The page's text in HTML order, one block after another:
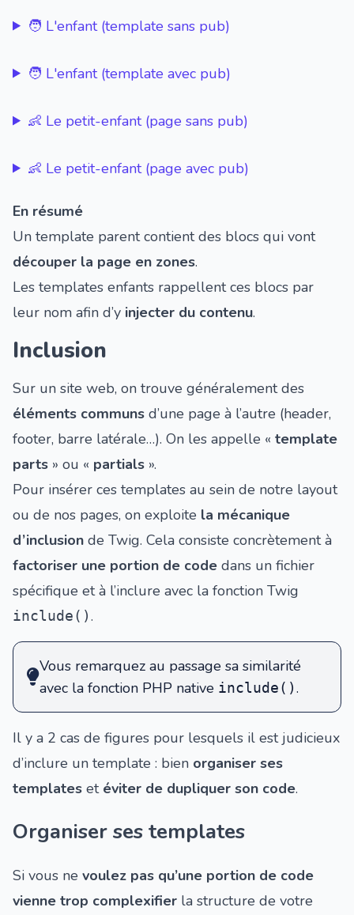
🧑 L'enfant (template sans pub)
🧑 L'enfant (template avec pub)
👶 Le petit-enfant (page sans pub)
👶 Le petit-enfant (page avec pub)
En résumé
Un template parent contient des blocs qui vont
découper la page en zones.
Les templates enfants rappellent ces blocs par
leur nom afin d’y injecter du contenu.
Inclusion
Sur un site web, on trouve généralement des
éléments communs d’une page à l’autre (header,
footer, barre latérale…). On les appelle « template
parts » ou « partials ».
Pour insérer ces templates au sein de notre layout
ou de nos pages, on exploite la mécanique
d’inclusion de Twig. Cela consiste concrètement à
factoriser une portion de code dans un fichier
spécifique et à l’inclure avec la fonction Twig
include().
Vous remarquez au passage sa similarité
avec la fonction PHP native include().
Il y a 2 cas de figures pour lesquels il est judicieux
d’inclure un template : bien organiser ses
templates et éviter de dupliquer son code.
Organiser ses templates
Si vous ne voulez pas qu’une portion de code
vienne trop complexifier la structure de votre